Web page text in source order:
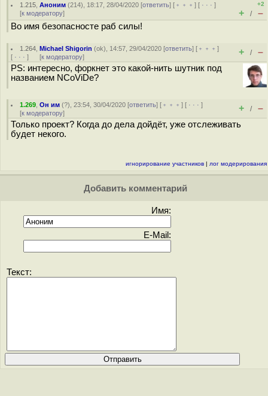
1.215 ,Аноним (214), 18:17, 28/04/2020 [ответить] [ ﹢﹢﹢] [ · · ·]
[к модератору]
+2
+ / –
Во имя безопасносте раб силы!
1.264 ,Michael Shigorin (ok), 14:57, 29/04/2020 [ответить] [ ﹢﹢﹢]
[ · · · ] [к модератору] + / –
PS: интересно, форкнет это какой-нить шутник под
названием NCoViDe?
1.269 ,Он им (?), 23:54, 30/04/2020 [ответить] [ ﹢﹢﹢] [ · · ·]
[к модератору] + / –
Только проект? Когда до дела дойдёт, уже отслеживать
будет некого.
игнорирование участников | лог модерирования
Добавить комментарий
Имя:
E-Mail:
Текст: